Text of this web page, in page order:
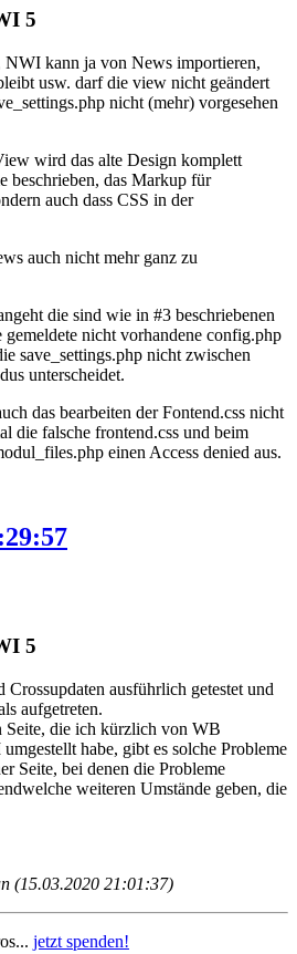
5
NWI kann ja von News importieren,
usw. darf die view nicht geändert
nicht (mehr) vorgesehen
wird das alte Design komplett
beschrieben, das Markup für
auch dass CSS in der
auch nicht mehr ganz zu
die sind wie in #3 beschriebenen
nicht vorhandene config.php
save_settings.php nicht zwischen
unterscheidet.
das bearbeiten der Fontend.css nicht
die falsche frontend.css und beim
einen Access denied aus.
5
Crossupdaten ausführlich getestet und
aufgetreten.
die ich kürzlich von WB
habe, gibt es solche Probleme
Seite, bei denen die Probleme
weiteren Umstände geben, die
(15.03.2020 21:01:37)
jetzt spenden!